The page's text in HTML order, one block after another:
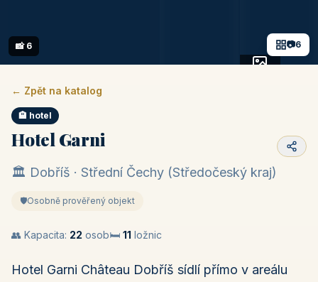
📷6
📸 6
← Zpět na katalog
🏨 hotel
Hotel Garni
🏛️ Dobříš · Střední Čechy (Středočeský kraj)
🛡️Osobně prověřený objekt
👥 Kapacita: 22 osob🛏️ 11 ložnic
Hotel Garni Château Dobříš sídlí přímo v areálu